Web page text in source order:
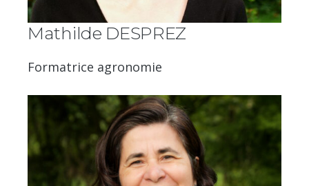
Mathilde DESPREZ
Formatrice agronomie